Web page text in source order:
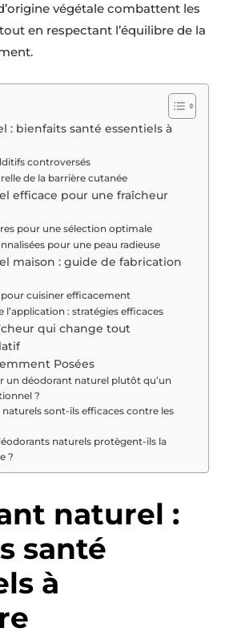
végétale combattent les
en respectant l’équilibre de la
: bienfaits santé essentiels à
controversés
de la barrière cutanée
efficace pour une fraîcheur
pour une sélection optimale
pour une peau radieuse
maison : guide de fabrication
pour cuisiner efficacement
: stratégies efficaces
qui change tout
Posées
un déodorant naturel plutôt qu’un
?
naturels sont-ils efficaces contre les
naturels protègent-ils la
?
naturel :
santé
à